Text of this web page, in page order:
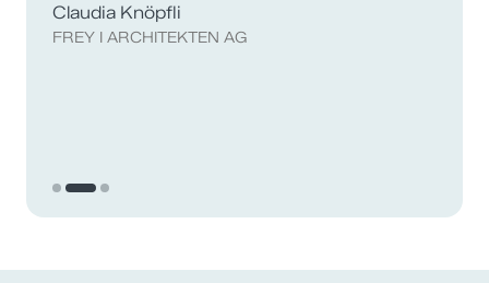
Claudia Knöpfli
FREY I ARCHITEKTEN AG